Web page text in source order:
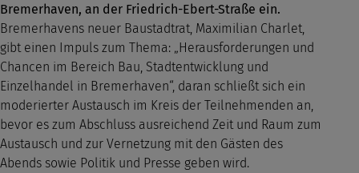
Bremerhaven, an der Friedrich-Ebert-Straße ein.
Bremerhavens neuer Baustadtrat, Maximilian Charlet,
gibt einen Impuls zum Thema: „Herausforderungen und
Chancen im Bereich Bau, Stadtentwicklung und
Einzelhandel in Bremerhaven“, daran schließt sich ein
moderierter Austausch im Kreis der Teilnehmenden an,
bevor es zum Abschluss ausreichend Zeit und Raum zum
Austausch und zur Vernetzung mit den Gästen des
Abends sowie Politik und Presse geben wird.